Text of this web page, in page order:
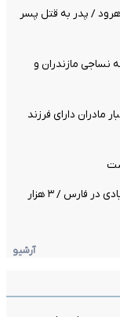
/ پدر به قتل پسر
نساجی مازندران و
مادران دارای فرزند
آغاز درمان یک بیماری مادرزادی با سلول‌های بنیادی در فارس / ۳ هزار
آرشیو